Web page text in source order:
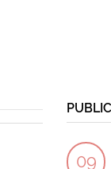
09